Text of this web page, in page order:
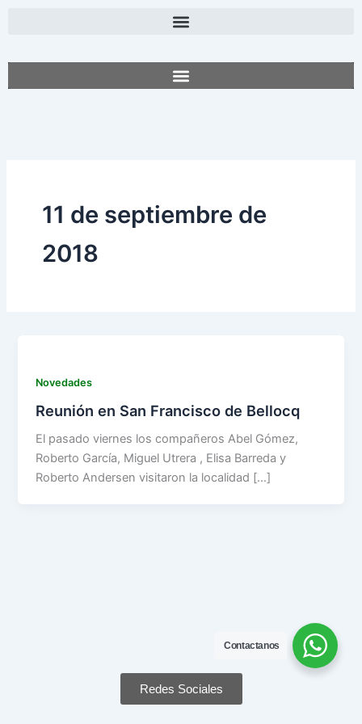
11 de septiembre de
2018
Novedades
Reunión en San Francisco de Bellocq
El pasado viernes los compañeros Abel Gómez,
Roberto García, Miguel Utrera , Elisa Barreda y
Roberto Andersen visitaron la localidad […]
Redes Sociales
Contactanos